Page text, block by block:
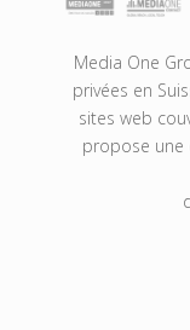
Media One
privées en
sites web
propose une